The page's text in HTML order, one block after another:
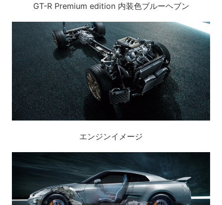
GT-R Premium edition 内装色ブルーヘブン
エンジンイメージ